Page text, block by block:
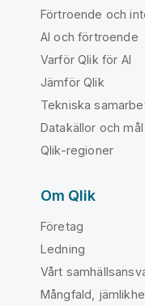
Förtroende och
AI och förtroende
Varför Qlik för AI
Jämför Qlik
Tekniska
Datakällor och mål
Qlik-regioner
Om Qlik
Företag
Ledning
Vårt
Mångfald,